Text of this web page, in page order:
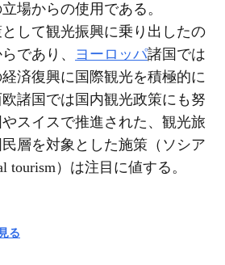
場からの使用である。
して観光振興に乗り出したの
であり、 ヨーロッパ諸国では
済復興に国際観光を積極的に
諸国では国内観光政策にも努
スイスで推進された、観光旅
層を対象とした施策（ソシア
tourism）は注目に値する。
る